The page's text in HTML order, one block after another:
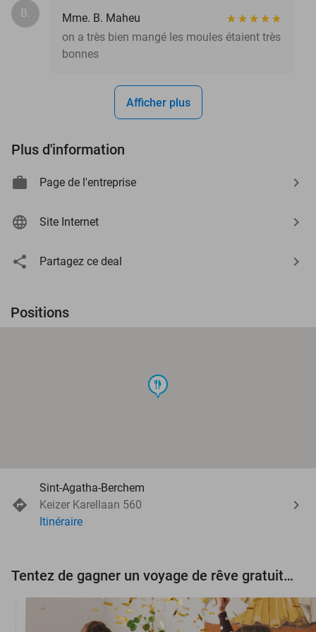
B.
Mme. B. Maheu
on a très bien mangé les moules étaient très
bonnes
Afficher plus
Plus d'information
Page de l'entreprise
Site Internet
Partagez ce deal
Positions
food
Sint-Agatha-Berchem
Keizer Karellaan 560
Itinéraire
Tentez de gagner un voyage de rêve gratuit d'une valeur de 3.000 € !